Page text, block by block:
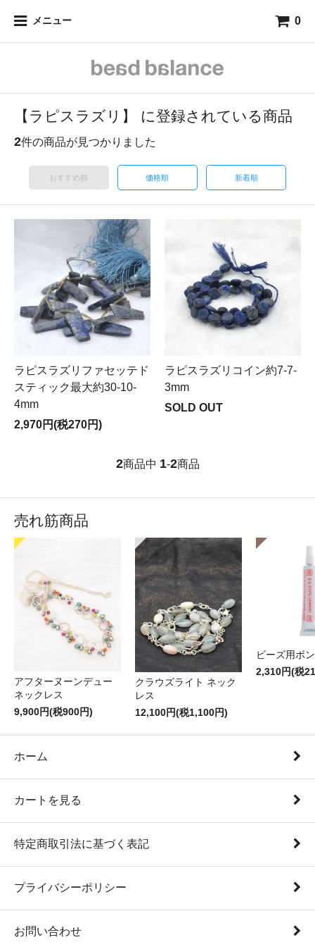
メニュー 0
【ラピスラズリ】 に登録されている商品
2件の商品が見つかりました
おすすめ順 価格順 新着順
ラピスラズリファセッテド
スティック最大約30-10-
4mm
2,970円(税270円)
ラピスラズリコイン約7-7-
3mm
SOLD OUT
2商品中 1-2商品
売れ筋商品
アフターヌーンデュー
ネックレス
9,900円(税900円)
クラウズライト ネック
レス
12,100円(税1,100円)
ビーズ用ボ
2,310円(税
ホーム
カートを見る
特定商取引法に基づく表記
プライバシーポリシー
お問い合わせ